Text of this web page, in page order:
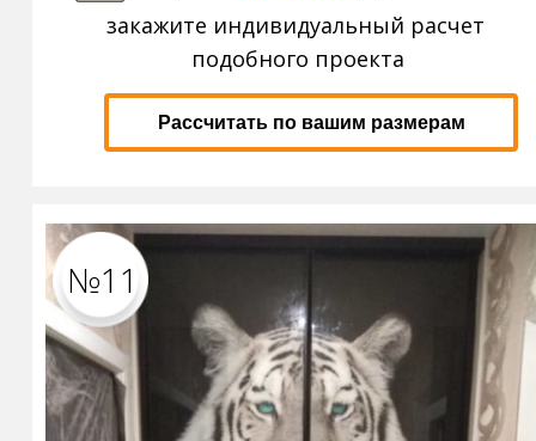
закажите индивидуальный расчет
подобного проекта
Рассчитать по вашим размерам
№11